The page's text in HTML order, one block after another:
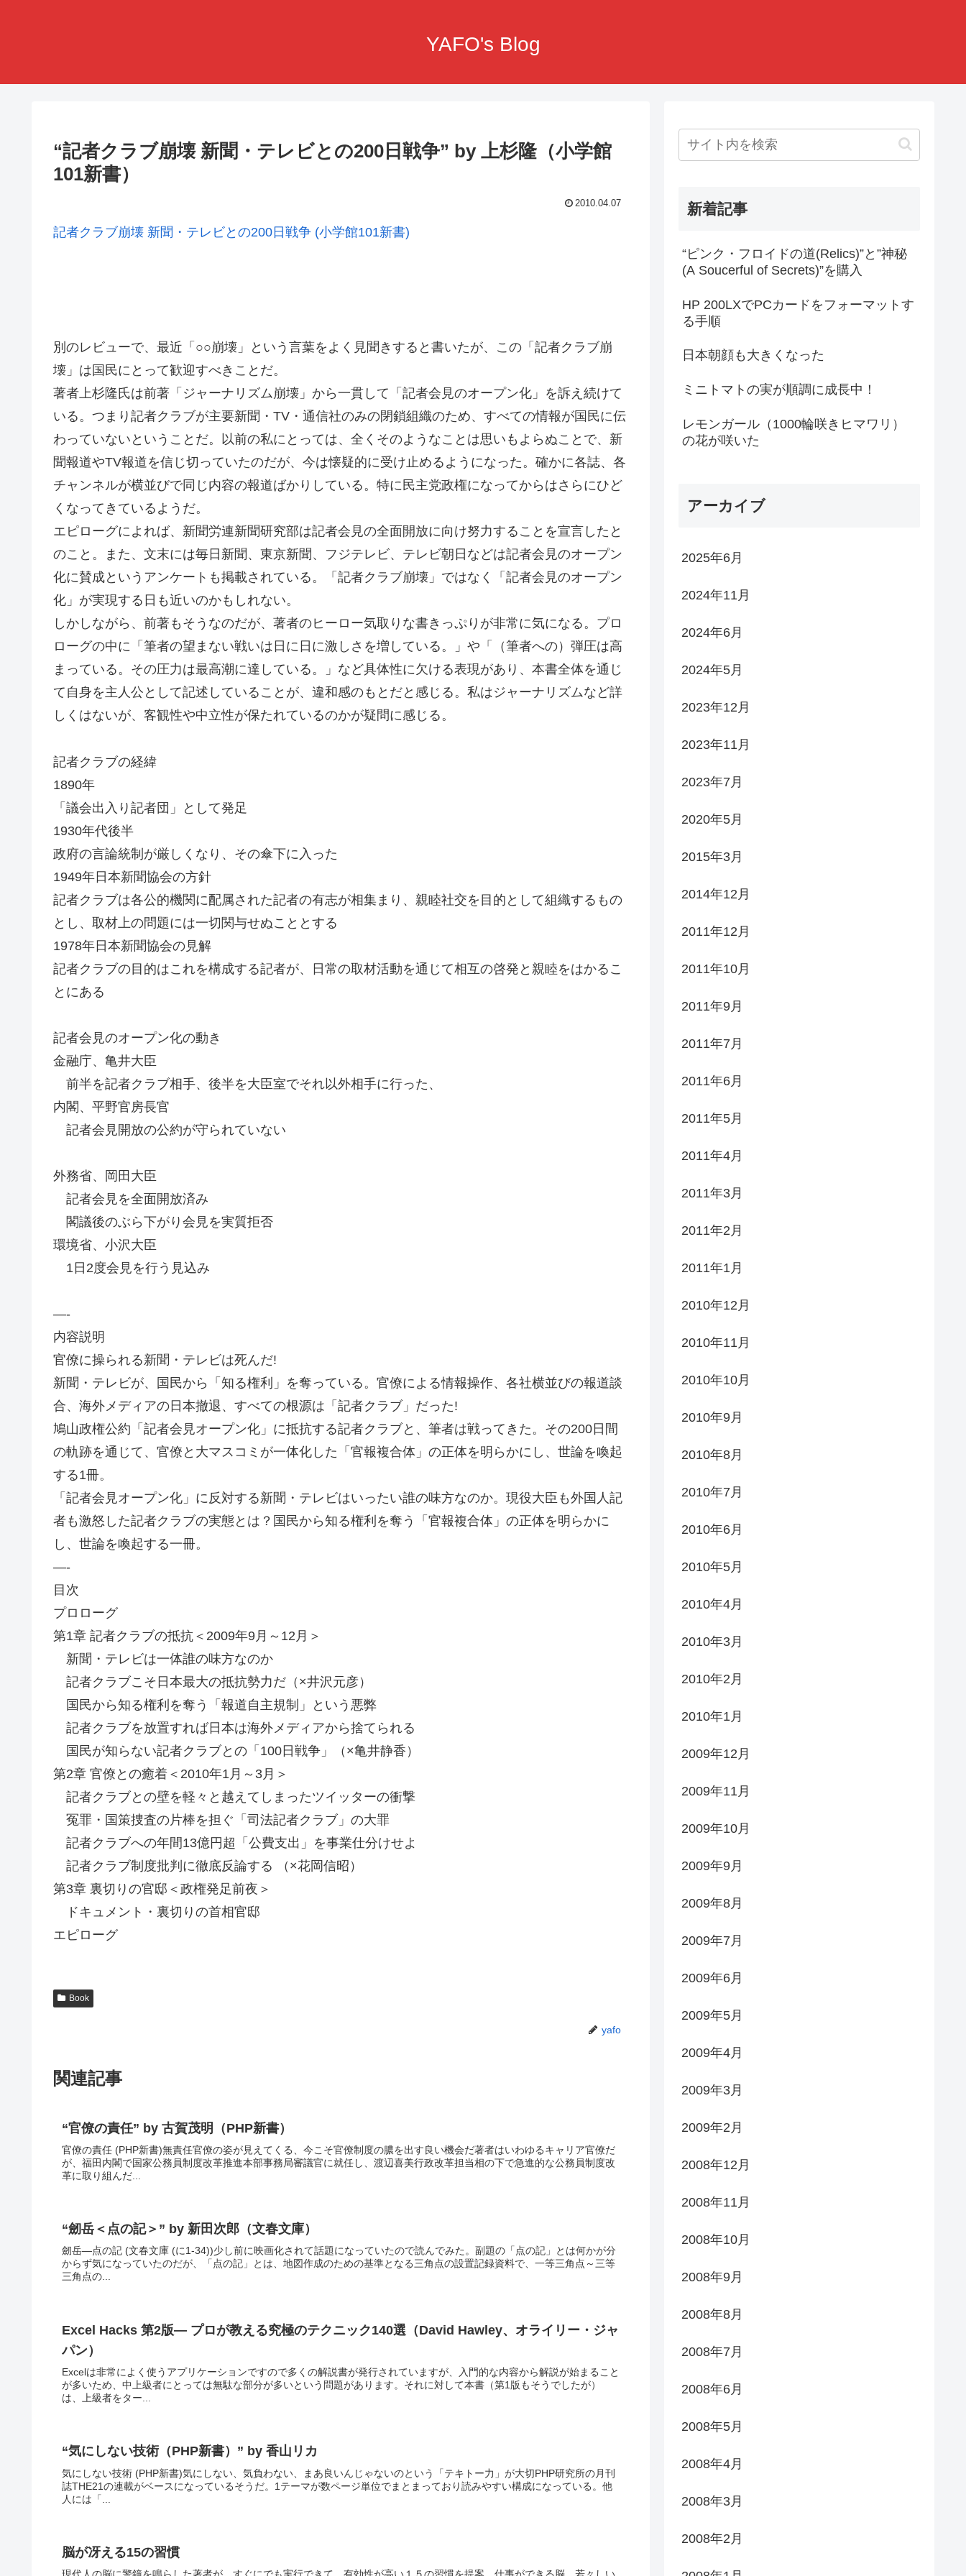
YAFO's Blog
“記者クラブ崩壊 新聞・テレビとの200日戦争” by 上杉隆（小学館
101新書）
2010.04.07
記者クラブ崩壊 新聞・テレビとの200日戦争 (小学館101新書)
別のレビューで、最近「○○崩壊」という言葉をよく見聞きすると書いたが、この「記者クラブ崩
壊」は国民にとって歓迎すべきことだ。
著者上杉隆氏は前著「ジャーナリズム崩壊」から一貫して「記者会見のオープン化」を訴え続けて
いる。つまり記者クラブが主要新聞・TV・通信社のみの閉鎖組織のため、すべての情報が国民に伝
わっていないということだ。以前の私にとっては、全くそのようなことは思いもよらぬことで、新
聞報道やTV報道を信じ切っていたのだが、今は懐疑的に受け止めるようになった。確かに各誌、各
チャンネルが横並びで同じ内容の報道ばかりしている。特に民主党政権になってからはさらにひど
くなってきているようだ。
エピローグによれば、新聞労連新聞研究部は記者会見の全面開放に向け努力することを宣言したと
のこと。また、文末には毎日新聞、東京新聞、フジテレビ、テレビ朝日などは記者会見のオープン
化に賛成というアンケートも掲載されている。「記者クラブ崩壊」ではなく「記者会見のオープン
化」が実現する日も近いのかもしれない。
しかしながら、前著もそうなのだが、著者のヒーロー気取りな書きっぷりが非常に気になる。プロ
ローグの中に「筆者の望まない戦いは日に日に激しさを増している。」や「（筆者への）弾圧は高
まっている。その圧力は最高潮に達している。」など具体性に欠ける表現があり、本書全体を通じ
て自身を主人公として記述していることが、違和感のもとだと感じる。私はジャーナリズムなど詳
しくはないが、客観性や中立性が保たれているのかが疑問に感じる。
記者クラブの経緯
1890年
「議会出入り記者団」として発足
1930年代後半
政府の言論統制が厳しくなり、その傘下に入った
1949年日本新聞協会の方針
記者クラブは各公的機関に配属された記者の有志が相集まり、親睦社交を目的として組織するもの
とし、取材上の問題には一切関与せぬこととする
1978年日本新聞協会の見解
記者クラブの目的はこれを構成する記者が、日常の取材活動を通じて相互の啓発と親睦をはかるこ
とにある
記者会見のオープン化の動き
金融庁、亀井大臣
前半を記者クラブ相手、後半を大臣室でそれ以外相手に行った、
内閣、平野官房長官
記者会見開放の公約が守られていない
外務省、岡田大臣
記者会見を全面開放済み
閣議後のぶら下がり会見を実質拒否
環境省、小沢大臣
1日2度会見を行う見込み
—-
内容説明
官僚に操られる新聞・テレビは死んだ!
新聞・テレビが、国民から「知る権利」を奪っている。官僚による情報操作、各社横並びの報道談
合、海外メディアの日本撤退、すべての根源は「記者クラブ」だった!
鳩山政権公約「記者会見オープン化」に抵抗する記者クラブと、筆者は戦ってきた。その200日間
の軌跡を通じて、官僚と大マスコミが一体化した「官報複合体」の正体を明らかにし、世論を喚起
する1冊。
「記者会見オープン化」に反対する新聞・テレビはいったい誰の味方なのか。現役大臣も外国人記
者も激怒した記者クラブの実態とは？国民から知る権利を奪う「官報複合体」の正体を明らかに
し、世論を喚起する一冊。
—-
目次
プロローグ
第1章 記者クラブの抵抗＜2009年9月～12月＞
新聞・テレビは一体誰の味方なのか
記者クラブこそ日本最大の抵抗勢力だ（×井沢元彦）
国民から知る権利を奪う「報道自主規制」という悪弊
記者クラブを放置すれば日本は海外メディアから捨てられる
国民が知らない記者クラブとの「100日戦争」（×亀井静香）
第2章 官僚との癒着＜2010年1月～3月＞
記者クラブとの壁を軽々と越えてしまったツイッターの衝撃
冤罪・国策捜査の片棒を担ぐ「司法記者クラブ」の大罪
記者クラブへの年間13億円超「公費支出」を事業仕分けせよ
記者クラブ制度批判に徹底反論する （×花岡信昭）
第3章 裏切りの官邸＜政権発足前夜＞
ドキュメント・裏切りの首相官邸
エピローグ
Book
yafo
関連記事
“官僚の責任” by 古賀茂明（PHP新書）
官僚の責任 (PHP新書)無責任官僚の姿が見えてくる、今こそ官僚制度の膿を出す良い機会だ著者はいわゆるキャリア官僚だ
が、福田内閣で国家公務員制度改革推進本部事務局審議官に就任し、渡辺喜美行政改革担当相の下で急進的な公務員制度改
革に取り組んだ...
“劒岳＜点の記＞” by 新田次郎（文春文庫）
劒岳―点の記 (文春文庫 (に1-34))少し前に映画化されて話題になっていたので読んでみた。副題の「点の記」とは何かが分
からず気になっていたのだが、「点の記」とは、地図作成のための基準となる三角点の設置記録資料で、一等三角点～三等
三角点の...
Excel Hacks 第2版― プロが教える究極のテクニック140選（David Hawley、オライリー・ジャ
パン）
Excelは非常によく使うアプリケーションですので多くの解説書が発行されていますが、入門的な内容から解説が始まること
が多いため、中上級者にとっては無駄な部分が多いという問題があります。それに対して本書（第1版もそうでしたが）
は、上級者をター...
“気にしない技術（PHP新書）” by 香山リカ
気にしない技術 (PHP新書)気にしない、気負わない、まあ良いんじゃないのという「テキトー力」が大切PHP研究所の月刊
誌THE21の連載がベースになっているそうだ。1テーマが数ページ単位でまとまっており読みやすい構成になっている。他
人には「...
脳が冴える15の習慣
新着記事
“ピンク・フロイドの道(Relics)”と”神秘
(A Soucerful of Secrets)”を購入
HP 200LXでPCカードをフォーマットす
る手順
日本朝顔も大きくなった
ミニトマトの実が順調に成長中！
レモンガール（1000輪咲きヒマワリ）
の花が咲いた
アーカイブ
2025年6月
2024年11月
2024年6月
2024年5月
2023年12月
2023年11月
2023年7月
2020年5月
2015年3月
2014年12月
2011年12月
2011年10月
2011年9月
2011年7月
2011年6月
2011年5月
2011年4月
2011年3月
2011年2月
2011年1月
2010年12月
2010年11月
2010年10月
2010年9月
2010年8月
2010年7月
2010年6月
2010年5月
2010年4月
2010年3月
2010年2月
2010年1月
2009年12月
2009年11月
2009年10月
2009年9月
2009年8月
2009年7月
2009年6月
2009年5月
2009年4月
2009年3月
2009年2月
2008年12月
2008年11月
2008年10月
2008年9月
2008年8月
2008年7月
2008年6月
2008年5月
2008年4月
2008年3月
2008年2月